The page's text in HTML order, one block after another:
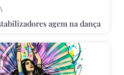
agem na dança